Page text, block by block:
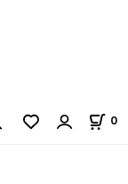
0